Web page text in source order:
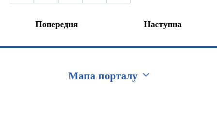
Попередня Наступна
Мапа порталу